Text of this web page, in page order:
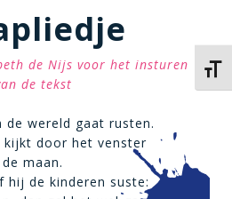
de Nijs voor het insturen
de tekst
de wereld gaat rusten.
kijkt door het venster
de maan.
hij de kinderen suste: